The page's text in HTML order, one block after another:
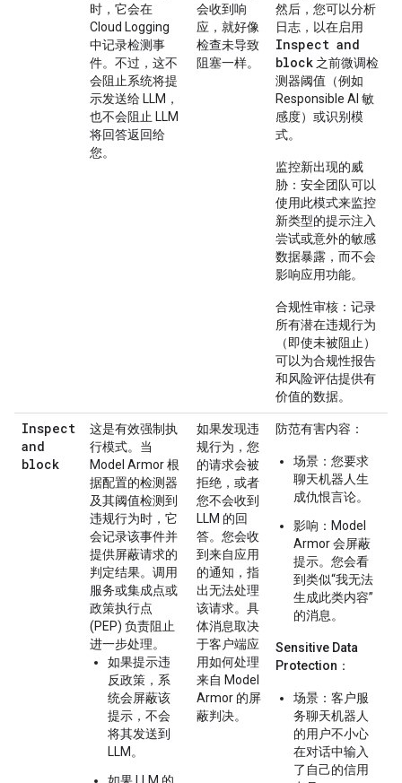
时，它会在
Cloud Logging
中记录检测事
件。不过，这不
会阻止系统将提
示发送给 LLM，
也不会阻止 LLM
将回答返回给
您。
会收到响
应，就好像
检查未导致
阻塞一样。
然后，您可以分析
日志，以在启用
Inspect and
block 之前微调检
测器阈值（例如
Responsible AI 敏
感度）或识别模
式。
监控新出现的威
胁 ：安全团队可以
使用此模式来监控
新类型的提示注入
尝试或意外的敏感
数据暴露，而不会
影响应用功能。
合规性审核 ：记录
所有潜在违规行为
（即使未被阻止）
可以为合规性报告
和风险评估提供有
价值的数据。
Inspect
and
block
这是有效强制执
行模式。当
Model Armor 根
据配置的检测器
及其阈值检测到
违规行为时，它
会记录该事件并
提供屏蔽请求的
判定结果。调用
服务或集成点或
政策执行点
(PEP) 负责阻止
进一步处理。
如果提示违
反政策，系
统会屏蔽该
提示，不会
将其发送到
LLM。
如果发现违
规行为，您
的请求会被
拒绝，或者
您不会收到
LLM 的回
答。您会收
到来自应用
的通知，指
出无法处理
该请求。具
体消息取决
于客户端应
用如何处理
来自 Model
Armor 的屏
蔽判决。
防范有害内容 ：
场景 ：您要求
聊天机器人生
成仇恨言论。
影响 ：Model
Armor 会屏蔽
提示。您会看
到类似“我无法
生成此类内容”
的消息。
Sensitive Data
Protection ：
场景 ：客户服
务聊天机器人
的用户不小心
在对话中输入
了自己的信用